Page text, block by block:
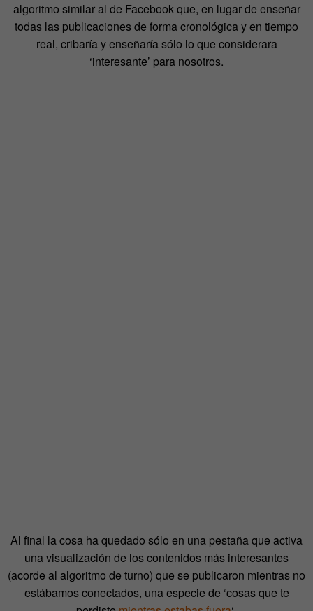
algoritmo similar al de Facebook que, en lugar de enseñar
todas las publicaciones de forma cronológica y en tiempo
real, cribaría y enseñaría sólo lo que considerara
‘interesante’ para nosotros.
Al final la cosa ha quedado sólo en una pestaña que activa
una visualización de los contenidos más interesantes
(acorde al algoritmo de turno) que se publicaron mientras no
estábamos conectados, una especie de ‘cosas que te